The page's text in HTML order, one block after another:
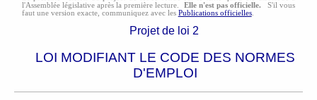
l'Assemblée législative après la première lecture. Elle n'est pas officielle. S'il vous
faut une version exacte, communiquez avec les Publications officielles.
Projet de loi 2
LOI MODIFIANT LE CODE DES NORMES
D'EMPLOI